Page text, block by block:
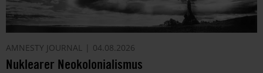
AMNESTY JOURNAL 04.08.2026
Nuklearer Neokolonialismus